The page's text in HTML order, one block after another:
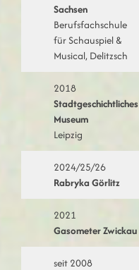
Sachsen
Berufsfachschule
für Schauspiel &
Musical, Delitzsch
2018
Stadtgeschichtliches
Museum
Leipzig
2024/25/26
Rabryka Görlitz
2021
Gasometer Zwickau
seit 2008